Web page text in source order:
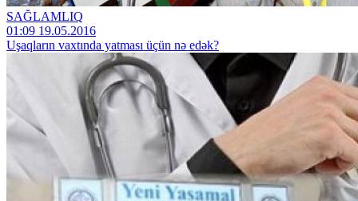
SAĞLAMLIQ
01:09 19.05.2016
Uşaqların vaxtında yatması üçün nə edək?